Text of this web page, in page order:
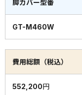
脚カバー型番
GT-M460W
費用総額（税込）
552,200円